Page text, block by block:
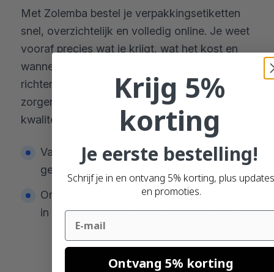
Met Zolemba bestel je verpakkingsetiketten
snel, overzichtelijk en volledig online. Je weet
vooraf precies wat je krijgt, wat het kost en
wanneer het geleverd wordt. Zo kun jij je
richten op je product en merk, terwijl wij
zorgen voor betrouwbare etiketten van hoge
kwaliteit.
Van klik tot print, eenvoudig online
geregeld.
Ontdek waarom meer dan 90.000 klanten
in heel Europa vertrouwen op Zolemba.
Krijg 5%
korting
Je eerste bestelling!
Schrijf je in en ontvang 5% korting, plus updates
en promoties.
Email
Ontvang 5% korting